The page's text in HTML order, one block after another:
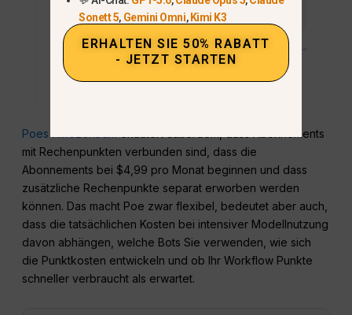
Poes Hilfezentrum
erläutert außerdem, dass Abonnements
mit Rechenpunkten verbunden sind, dass die
Abonnements bei $4,99 pro Monat beginnen und dass
zusätzliche Rechenpunkte separat erworben werden
können. Das macht Poe zwar flexibel, bedeutet aber auch,
dass die tatsächlichen Kosten bei intensiver Modellnutzung
davon abhängen, welche Bots Sie verwenden, wie sich
die Punktkosten entwickeln und ob Ihr Workflow Punkte
schneller verbraucht als erwartet.
Sonett 5, Gemini Omni,Kimi K3
ERHALTEN SIE 50% RABATT
- JETZT STARTEN